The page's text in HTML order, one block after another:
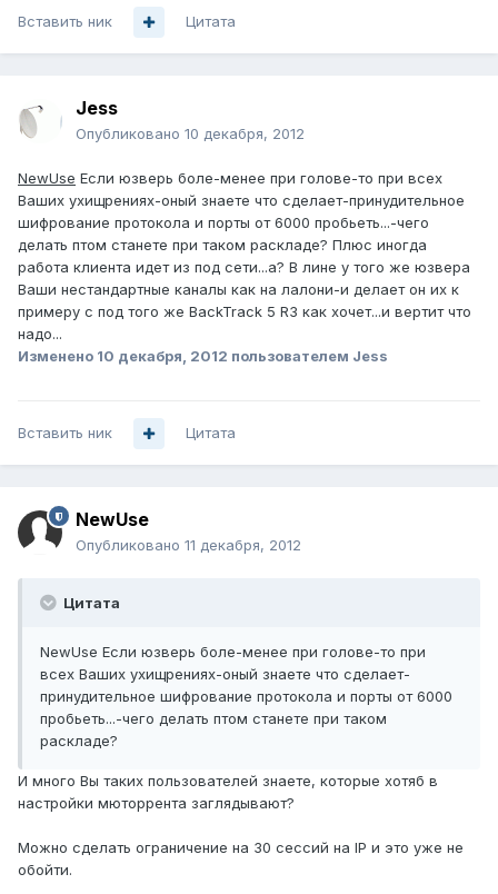
Вставить ник Цитата
Jess
Опубликовано 10 декабря, 2012
NewUse Если юзверь боле-менее при голове-то при всех
Ваших ухищрениях-оный знаете что сделает-принудительное
шифрование протокола и порты от 6000 пробьеть...-чего
делать птом станете при таком раскладе? Плюс иногда
работа клиента идет из под сети...а? В лине у того же юзвера
Ваши нестандартные каналы как на лалони-и делает он их к
примеру с под того же BackTrack 5 R3 как хочет...и вертит что
надо...
Изменено 10 декабря, 2012 пользователем Jess
Вставить ник Цитата
NewUse
Опубликовано 11 декабря, 2012
Цитата
NewUse Если юзверь боле-менее при голове-то при
всех Ваших ухищрениях-оный знаете что сделает-
принудительное шифрование протокола и порты от 6000
пробьеть...-чего делать птом станете при таком
раскладе?
И много Вы таких пользователей знаете, которые хотяб в
настройки мюторрента заглядывают?
Можно сделать ограничение на 30 сессий на IP и это уже не
обойти.